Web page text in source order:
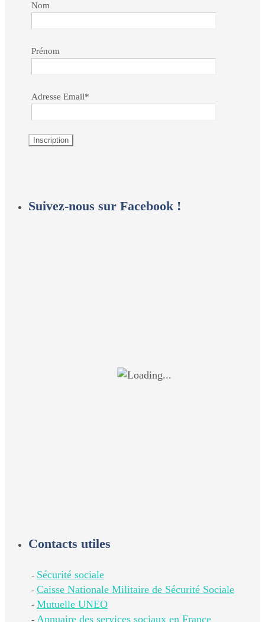
Nom
Prénom
Adresse Email*
Suivez-nous sur Facebook !
Contacts utiles
- Sécurité sociale
- Caisse Nationale Militaire de Sécurité Sociale
- Mutuelle UNEO
- Annuaire des services sociaux en France